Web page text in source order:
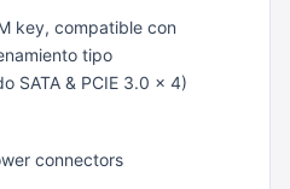
key, compatible con
tipo
SATA & PCIE 3.0 x 4)
connectors